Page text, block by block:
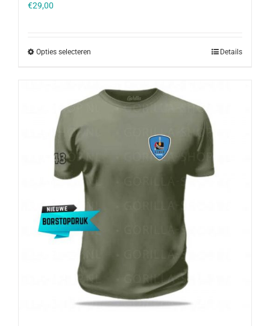
€29,00
Opties selecteren Details